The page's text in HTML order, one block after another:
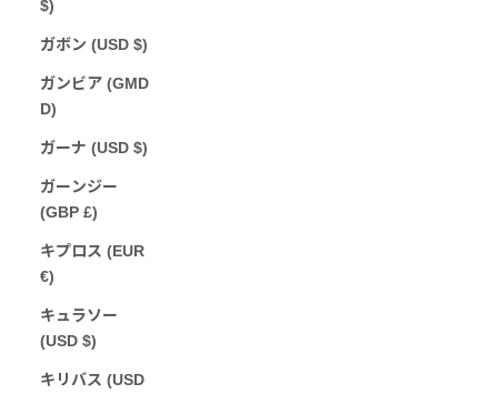
$)
ガボン (USD $)
ガンビア (GMD
D)
ガーナ (USD $)
ガーンジー
(GBP £)
キプロス (EUR
€)
キュラソー
(USD $)
キリバス (USD